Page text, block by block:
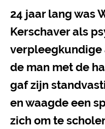
24 jaar lang was
Kerschaver als
verpleegkundige
de man met de
gaf zijn
en waagde een
zich om te